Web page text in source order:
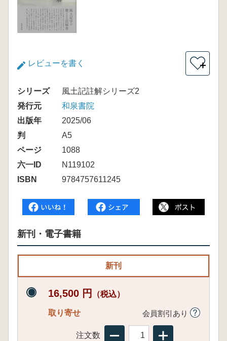
レビューを書く ＋
シリーズ
風土記註解シリーズ2
発行元
和泉書院
出版年
2025/06
判
A5
ページ
1088
六一ID
N119102
ISBN
9784757611245
新刊・電子書籍
新刊
16,500 円 （税込）
取り寄せ 会員割引あり
注文数